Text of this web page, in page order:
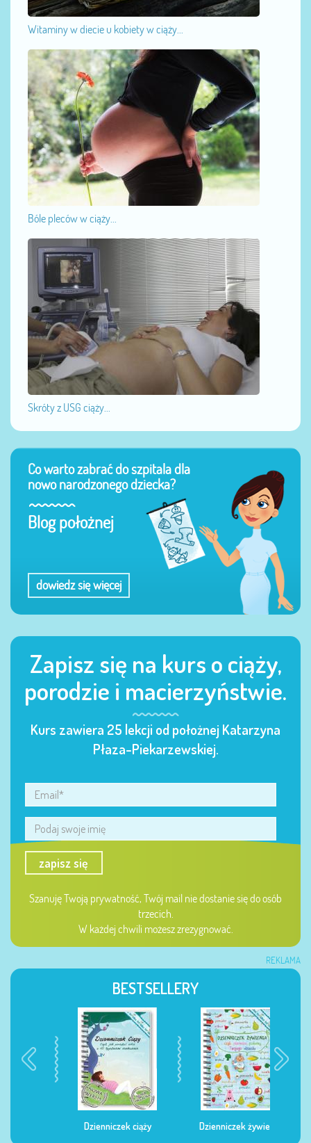
Witaminy w diecie u kobiety w ciąży...
Bóle pleców w ciąży...
Skróty z USG ciąży...
Co warto zabrać do szpitala dla
nowo narodzonego dziecka?
Blog położnej
dowiedz się więcej
Zapisz się na kurs o ciąży,
porodzie i macierzyństwie.
Kurs zawiera 25 lekcji od położnej Katarzyna
Płaza-Piekarzewskiej.
zapisz się
Szanuję Twoją prywatność, Twój mail nie dostanie się do osób
trzecich.
W każdej chwili możesz zrezygnować.
REKLAMA
BESTSELLERY
Dzienniczek ciąży Dzienniczek żywienia